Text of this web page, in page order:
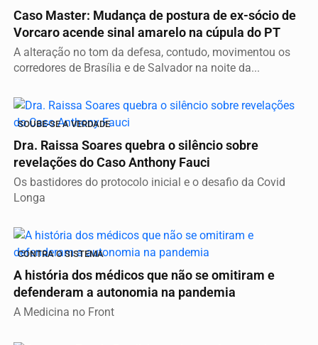
Caso Master: Mudança de postura de ex-sócio de
Vorcaro acende sinal amarelo na cúpula do PT
A alteração no tom da defesa, contudo, movimentou os
corredores de Brasília e de Salvador na noite da...
SOUBE-SE A VERDADE
Dra. Raissa Soares quebra o silêncio sobre
revelações do Caso Anthony Fauci
Os bastidores do protocolo inicial e o desafio da Covid
Longa
CONTRA O SISTEMA
A história dos médicos que não se omitiram e
defenderam a autonomia na pandemia
A Medicina no Front